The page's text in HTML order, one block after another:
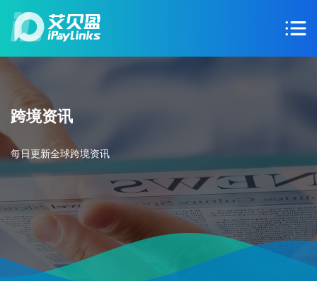
跨境资讯
每日更新全球跨境资讯